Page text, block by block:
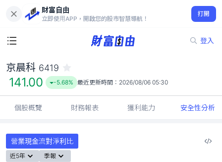
財富自由
立即使用APP，開啟您的股市智慧導航！
打開
登入
141.00
-5.68%
京晨科 6419
141.00 -5.68% 最近更新時間： 2026/08/06 05:30
個股概覽 財務報表 獲利能力 安全性分析
營業現金流對淨利比
近5年 季報